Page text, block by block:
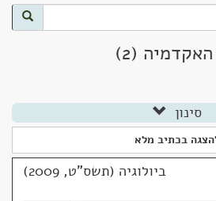
(2)
סינון
בכתיב מלא
ביולוגיה (תשס"ט, 2009)